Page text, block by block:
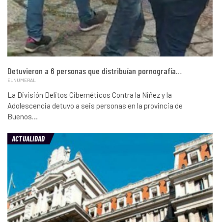
Detuvieron a 6 personas que distribuían pornografía…
ELNUMERAL
La División Delitos Cibernéticos Contra la Niñez y la
Adolescencia detuvo a seis personas en la provincia de
Buenos…
ACTUALIDAD